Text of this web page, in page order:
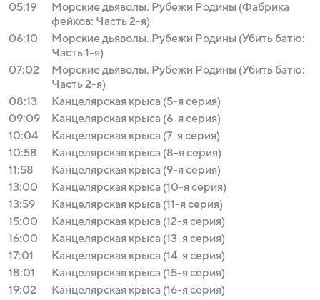
05:19
Морские дьяволы. Рубежи Родины (Фабрика
фейков: Часть 2-я)
06:10
Морские дьяволы. Рубежи Родины (Убить батю:
Часть 1-я)
07:02
Морские дьяволы. Рубежи Родины (Убить батю:
Часть 2-я)
08:13
Канцелярская крыса (5-я серия)
09:09
Канцелярская крыса (6-я серия)
10:04
Канцелярская крыса (7-я серия)
10:58
Канцелярская крыса (8-я серия)
11:58
Канцелярская крыса (9-я серия)
13:00
Канцелярская крыса (10-я серия)
13:59
Канцелярская крыса (11-я серия)
15:00
Канцелярская крыса (12-я серия)
16:00
Канцелярская крыса (13-я серия)
17:01
Канцелярская крыса (14-я серия)
18:01
Канцелярская крыса (15-я серия)
19:02
Канцелярская крыса (16-я серия)